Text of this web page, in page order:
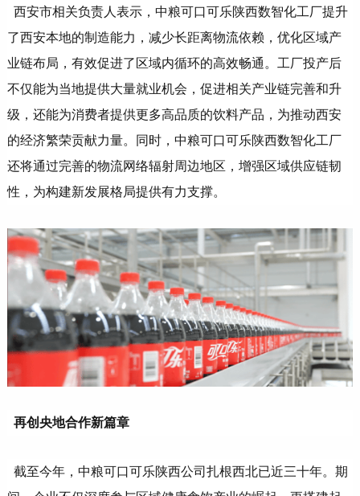
西安市相关负责人表示，中粮可口可乐陕西数智化工厂提升
了西安本地的制造能力，减少长距离物流依赖，优化区域产
业链布局，有效促进了区域内循环的高效畅通。工厂投产后
不仅能为当地提供大量就业机会，促进相关产业链完善和升
级，还能为消费者提供更多高品质的饮料产品，为推动西安
的经济繁荣贡献力量。同时，中粮可口可乐陕西数智化工厂
还将通过完善的物流网络辐射周边地区，增强区域供应链韧
性，为构建新发展格局提供有力支撑。
再创央地合作新篇章
截至今年，中粮可口可乐陕西公司扎根西北已近三十年。期